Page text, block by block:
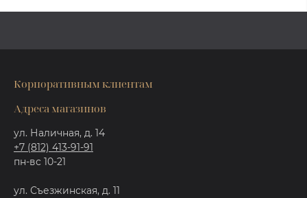
Корпоративным клиентам
Адреса магазинов
ул. Наличная, д. 14
+7 (812) 413-91-91
пн-вс 10-21
ул. Съезжинская, д. 11